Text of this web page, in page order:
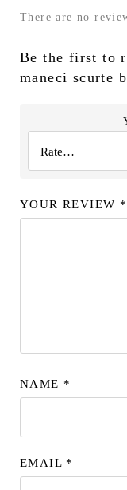
There are no
Be the first to
maneci scurte
YOUR REVIEW *
NAME *
EMAIL *